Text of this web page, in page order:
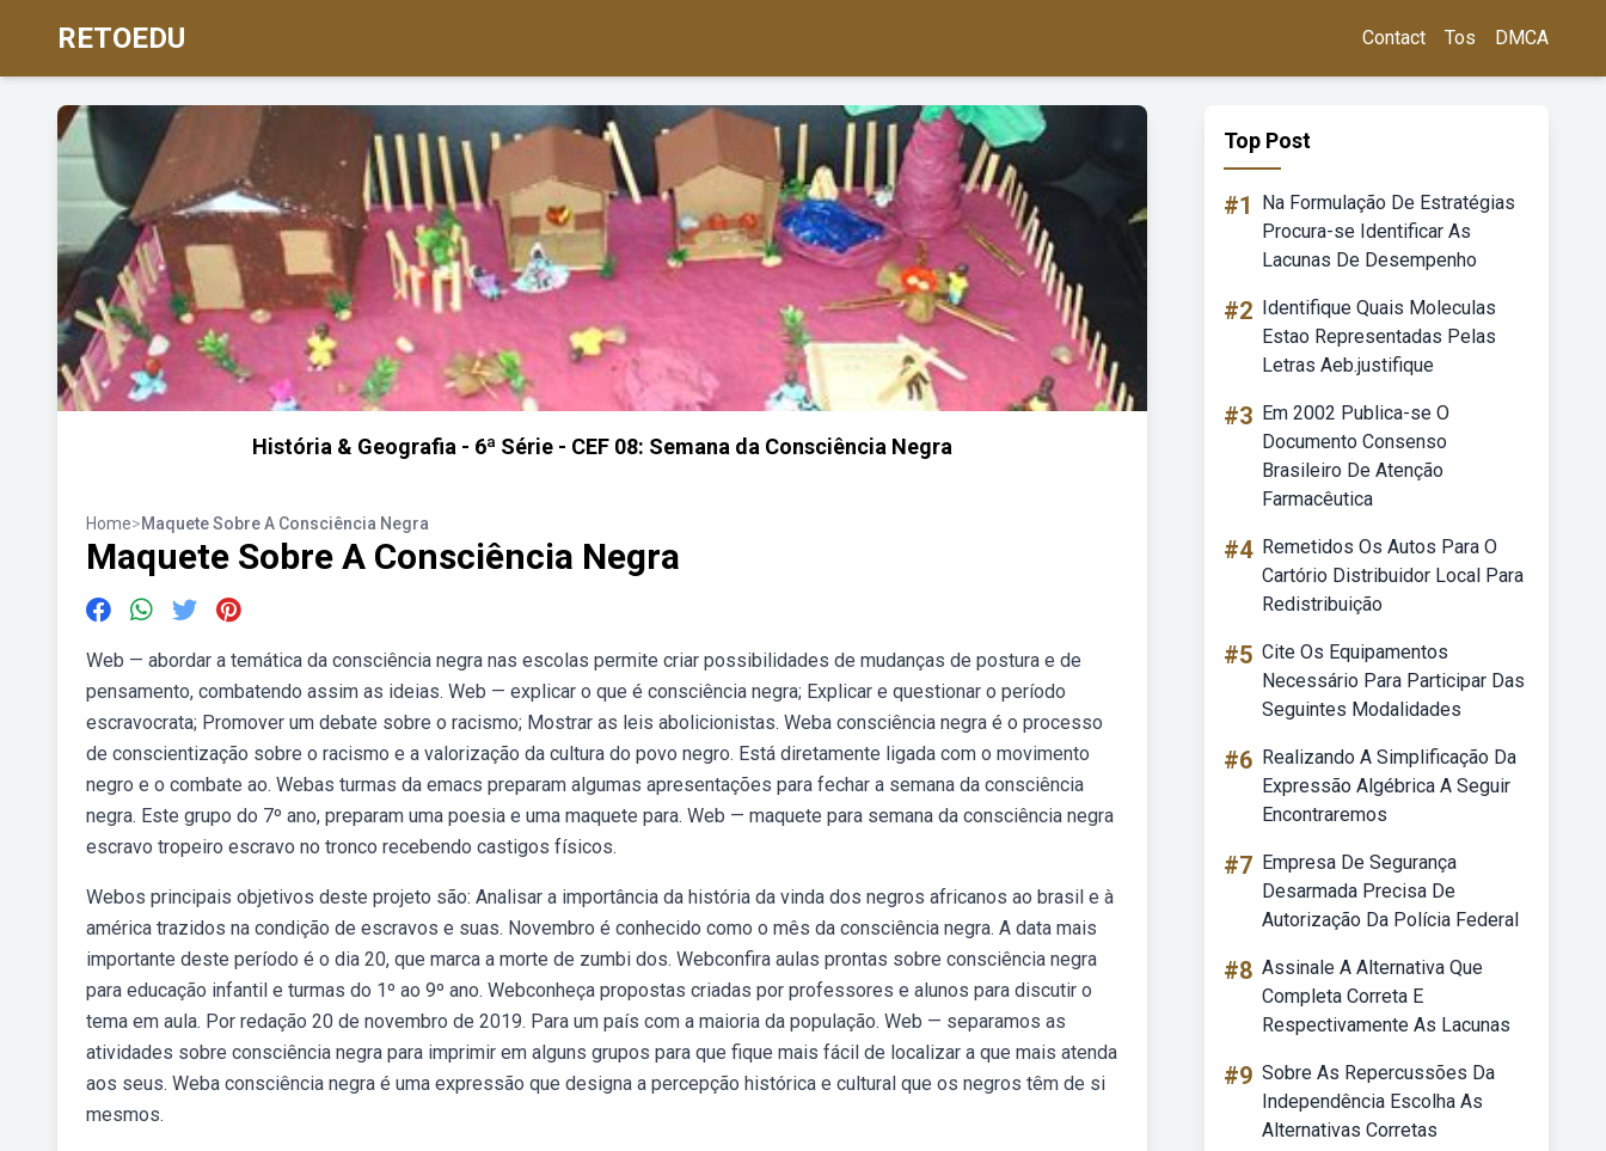
RETOEDU Contact Tos DMCA
História & Geografia - 6ª Série - CEF 08: Semana da Consciência Negra
Home>Maquete Sobre A Consciência Negra
Maquete Sobre A Consciência Negra
Web — abordar a temática da consciência negra nas escolas permite criar possibilidades de mudanças de postura e de
pensamento, combatendo assim as ideias. Web — explicar o que é consciência negra; Explicar e questionar o período
escravocrata; Promover um debate sobre o racismo; Mostrar as leis abolicionistas. Weba consciência negra é o processo
de conscientização sobre o racismo e a valorização da cultura do povo negro. Está diretamente ligada com o movimento
negro e o combate ao. Webas turmas da emacs preparam algumas apresentações para fechar a semana da consciência
negra. Este grupo do 7º ano, preparam uma poesia e uma maquete para. Web — maquete para semana da consciência negra
escravo tropeiro escravo no tronco recebendo castigos físicos.
Webos principais objetivos deste projeto são: Analisar a importância da história da vinda dos negros africanos ao brasil e à
américa trazidos na condição de escravos e suas. Novembro é conhecido como o mês da consciência negra. A data mais
importante deste período é o dia 20, que marca a morte de zumbi dos. Webconfira aulas prontas sobre consciência negra
para educação infantil e turmas do 1º ao 9º ano. Webconheça propostas criadas por professores e alunos para discutir o
tema em aula. Por redação 20 de novembro de 2019. Para um país com a maioria da população. Web — separamos as
atividades sobre consciência negra para imprimir em alguns grupos para que fique mais fácil de localizar a que mais atenda
aos seus. Weba consciência negra é uma expressão que designa a percepção histórica e cultural que os negros têm de si
mesmos.
Top Post
#1
Na Formulação De Estratégias
Procura-se Identificar As
Lacunas De Desempenho
#2 Identifique Quais Moleculas
Estao Representadas Pelas
Letras Aeb.justifique
#3 Em 2002 Publica-se O
Documento Consenso
Brasileiro De Atenção
Farmacêutica
#4 Remetidos Os Autos Para O
Cartório Distribuidor Local Para
Redistribuição
#5 Cite Os Equipamentos
Necessário Para Participar Das
Seguintes Modalidades
#6 Realizando A Simplificação Da
Expressão Algébrica A Seguir
Encontraremos
#7 Empresa De Segurança
Desarmada Precisa De
Autorização Da Polícia Federal
#8 Assinale A Alternativa Que
Completa Correta E
Respectivamente As Lacunas
#9 Sobre As Repercussões Da
Independência Escolha As
Alternativas Corretas